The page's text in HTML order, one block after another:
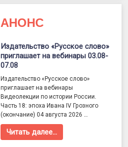
АНОНС
Издательство «Русское слово»
приглашает на вебинары 03.08-
07.08
Издательство «Русское слово»
приглашает на вебинары
Видеолекции по истории России.
Часть 18: эпоха Ивана IV Грозного
(окончание) 04 августа 2026 …
Читать далее…